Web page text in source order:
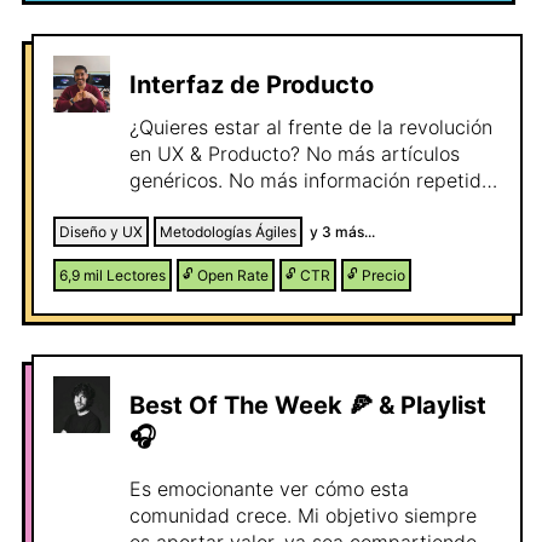
Interfaz de Producto
¿Quieres estar al frente de la revolución
en UX & Producto? No más artículos
genéricos. No más información repetida.
que piensas sobre diseño de producto,
UX y crecimiento profesional. 📩 ¿Qué
recibirás en cada edición? 🔹 Análisis
brutales sobre lo que puedes aplicar en
pueden duplicar tu impacto del rol en el
mercado laboral. 🔹 Frameworks y
recursos accionables que puedes aplicar
🔹 Cero bullshit. 100% información
accionable. 🧠 ¿Por qué deberías
Diseño y UX Metodologías Ágiles y 3 más...
6,9 mil Lectores 🔓 Open Rate 🔓 CTR 🔓 Precio
Best Of The Week 🍕 & Playlist
🎧
Es emocionante ver cómo esta
comunidad crece. Mi objetivo siempre